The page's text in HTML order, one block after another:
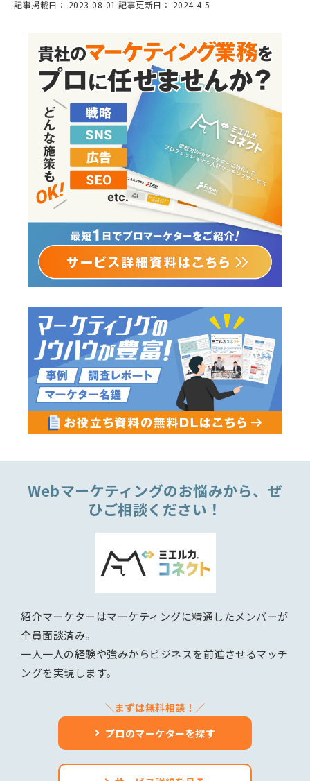
記事掲載日： 2023-08-01 記事更新日： 2024-4-5
Webマーケティングのお悩みから、ぜ
ひご相談ください！
紹介マーケターはマーケティングに精通したメンバーが
全員面談済み。
一人一人の経験や強みからビジネスを前進させるマッチ
ングを実現します。
＼まずは無料相談！／
プロのマーケターを探す